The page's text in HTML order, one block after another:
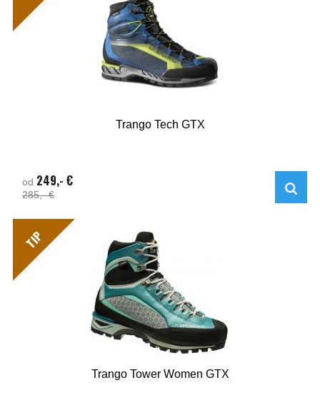
Trango Tech GTX
od 249,- €
285,- €
TIP
Trango Tower Women GTX